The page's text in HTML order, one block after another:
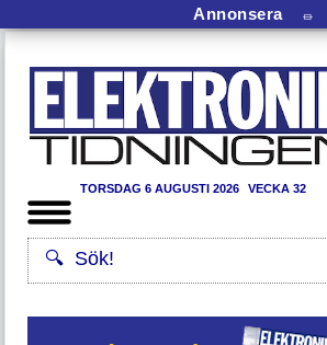
Annonsera ⏛
TORSDAG 6 AUGUSTI 2026 VECKA 32